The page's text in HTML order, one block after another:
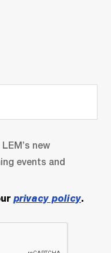
new
events and
privacy policy.